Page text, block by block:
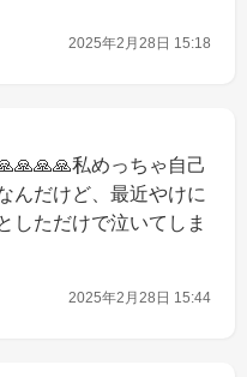
2025年2月28日 15:18
私めっちゃ自己
んだけど、最近やけに
しただけで泣いてしま
2025年2月28日 15:44